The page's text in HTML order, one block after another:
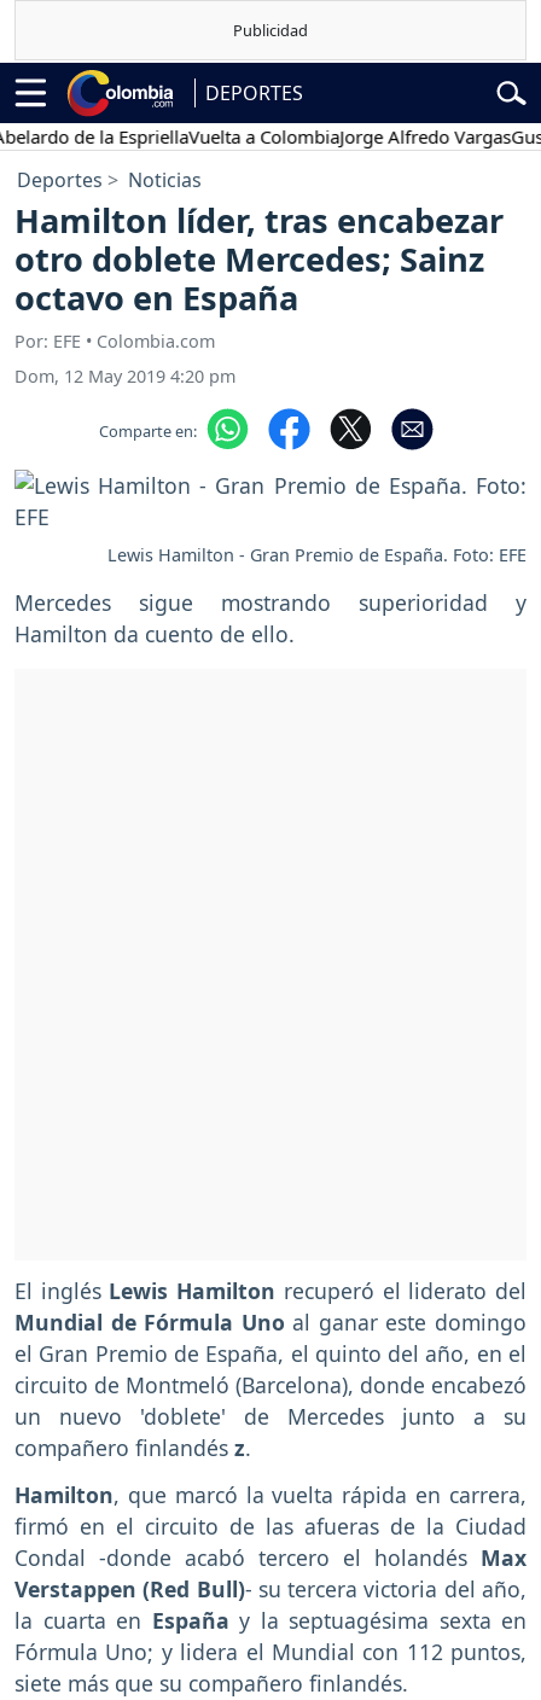
DEPORTES
de la EspriellaVuelta a ColombiaJorge Alfredo VargasGustavo
Deportes Noticias
Hamilton líder, tras encabezar
otro doblete Mercedes; Sainz
octavo en España
Por: EFE • Colombia.com
Dom, 12 May 2019 4:20 pm
Comparte en:
Lewis Hamilton - Gran Premio de España. Foto: EFE
Mercedes sigue mostrando superioridad y
Hamilton da cuento de ello.
El inglés Lewis Hamilton recuperó el liderato del
Mundial de Fórmula Uno al ganar este domingo
el Gran Premio de España, el quinto del año, en el
circuito de Montmeló (Barcelona), donde encabezó
un nuevo 'doblete' de Mercedes junto a su
compañero finlandés z.
Hamilton, que marcó la vuelta rápida en carrera,
firmó en el circuito de las afueras de la Ciudad
Condal -donde acabó tercero el holandés Max
Verstappen (Red Bull)- su tercera victoria del año,
la cuarta en España y la septuagésima sexta en
Fórmula Uno; y lidera el Mundial con 112 puntos,
siete más que su compañero finlandés.